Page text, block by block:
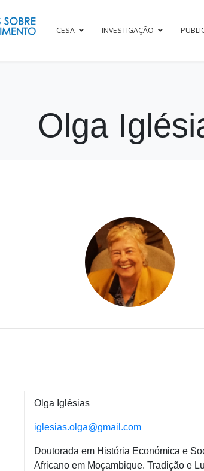
CESA INVESTIGAÇÃO
Olga
Olga Iglésias
iglesias.olga@gmail.com
Doutorada em História Económica e
Africano em Moçambique. Tradição e